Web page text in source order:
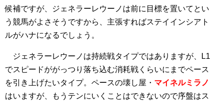
候補ですが、ジェネラーレウーノは前に目標を置いてとい
う競馬がよさそうですから、主張すればステイインシアト
ルがハナになるでしょう。
ジェネラーレウーノは持続戦タイプではありますが、L1
でスピードががっつり落ち込む消耗戦くらいにまでペース
を引き上げたいタイプ。ペースの壊し屋・ マイネルミラノ
はいますが、もうテンにいくことはできないので序盤はス